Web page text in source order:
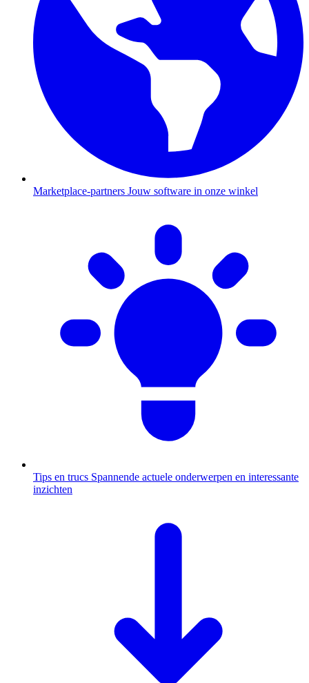
Marketplace-partners Jouw software in onze winkel
Tips en trucs Spannende actuele onderwerpen en interessante
inzichten